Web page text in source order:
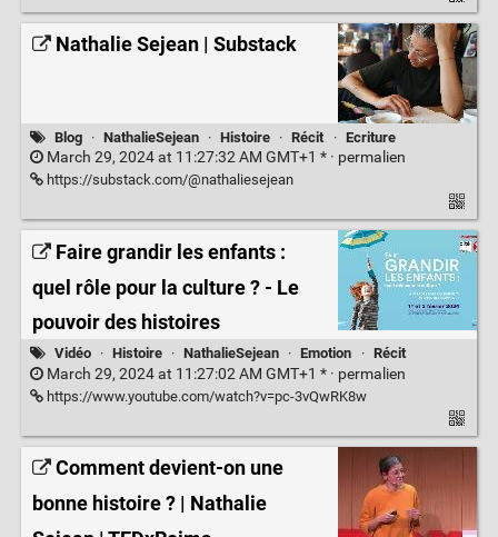
Nathalie Sejean | Substack
Blog · NathalieSejean · Histoire · Récit · Ecriture
March 29, 2024 at 11:27:32 AM GMT+1 * · permalien
https://substack.com/@nathaliesejean
Faire grandir les enfants :
quel rôle pour la culture ? - Le
pouvoir des histoires
Vidéo · Histoire · NathalieSejean · Emotion · Récit
March 29, 2024 at 11:27:02 AM GMT+1 * · permalien
https://www.youtube.com/watch?v=pc-3vQwRK8w
Comment devient-on une
bonne histoire ? | Nathalie